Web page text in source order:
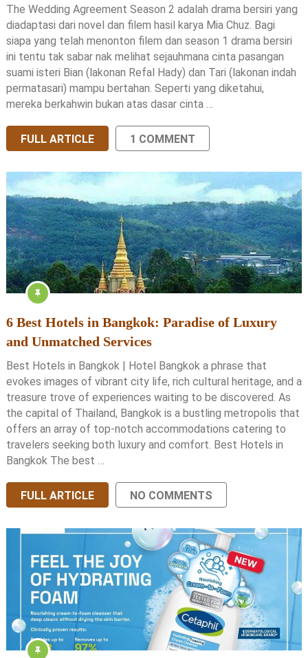
The Wedding Agreement Season 2 adalah drama bersiri yang
diadaptasi dari novel dan filem hasil karya Mia Chuz. Bagi
siapa yang telah menonton filem dan season 1 drama bersiri
ini tentu tak sabar nak melihat sejauhmana cinta pasangan
suami isteri Bian (lakonan Refal Hady) dan Tari (lakonan indah
permatasari) mampu bertahan. Seperti yang diketahui,
mereka berkahwin bukan atas dasar cinta …
FULL ARTICLE 1 COMMENT
6 Best Hotels in Bangkok: Paradise of Luxury
and Unmatched Services
Best Hotels in Bangkok | Hotel Bangkok a phrase that
evokes images of vibrant city life, rich cultural heritage, and a
treasure trove of experiences waiting to be discovered. As
the capital of Thailand, Bangkok is a bustling metropolis that
offers an array of top-notch accommodations catering to
travelers seeking both luxury and comfort. Best Hotels in
Bangkok The best …
FULL ARTICLE NO COMMENTS